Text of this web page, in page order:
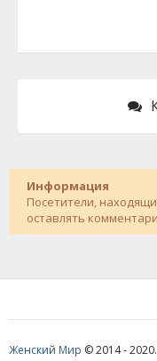
Информация
Посетители,
оставлять
Женский Мир © 2014 -